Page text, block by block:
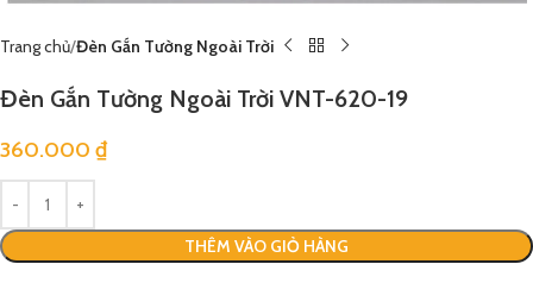
Trang chủ Đèn Gắn Tường Ngoài Trời
Đèn Gắn Tường Ngoài Trời VNT-620-19
360.000 ₫
THÊM VÀO GIỎ HÀNG